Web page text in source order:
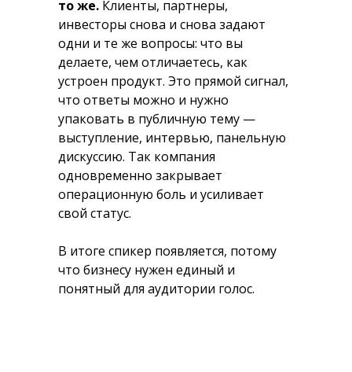
то же. Клиенты, партнеры,
инвесторы снова и снова задают
одни и те же вопросы: что вы
делаете, чем отличаетесь, как
устроен продукт. Это прямой сигнал,
что ответы можно и нужно
упаковать в публичную тему —
выступление, интервью, панельную
дискуссию. Так компания
одновременно закрывает
операционную боль и усиливает
свой статус.
В итоге спикер появляется, потому
что бизнесу нужен единый и
понятный для аудитории голос.